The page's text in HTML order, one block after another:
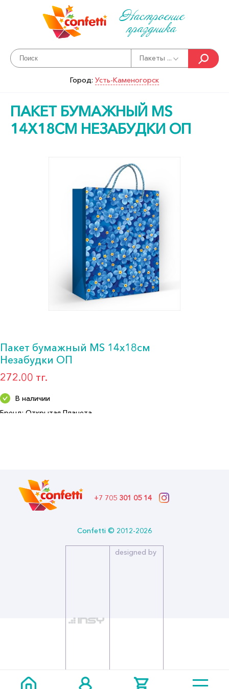
Настроение
праздника
Пакеты ...
Город: Усть-Каменогорск
ПАКЕТ БУМАЖНЫЙ MS
14Х18СМ НЕЗАБУДКИ ОП
Пакет бумажный MS 14х18см
Незабудки ОП
272.00 тг.
В наличии
Бренд: Открытая Планета
Бренд: Открытая Планета
+7 705 301 05 14
Confetti © 2012-2026
designed by